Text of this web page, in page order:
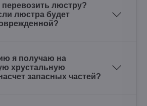
перевозить люстру?
люстра будет
я получаю на
хрустальную
запасных частей?